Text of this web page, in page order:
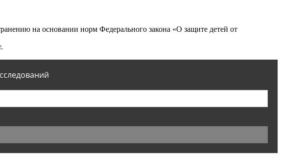
на основании норм Федерального закона «О защите детей от